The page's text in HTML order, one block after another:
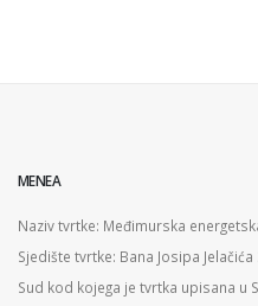
MENEA
Naziv tvrtke: Međimurska
Sjedište tvrtke: Bana Josipa
Sud kod kojega je tvrtka upisana u